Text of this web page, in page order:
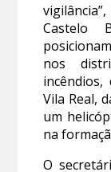
Castelo
nos
Vila Real,
um
na
O